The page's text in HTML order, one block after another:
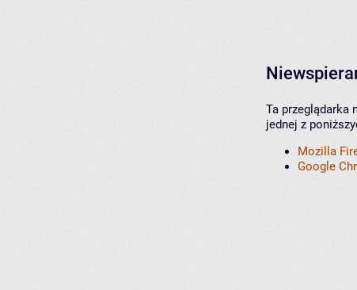
Ta przeglądarka
jednej z
Mozilla
Google